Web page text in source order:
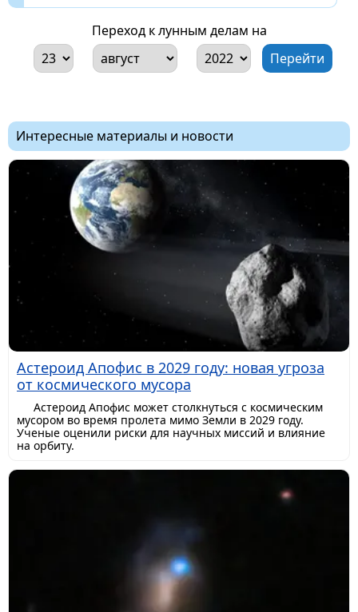
Переход к лунным делам на
Интересные материалы и новости
Астероид Апофис в 2029 году: новая угроза
от космического мусора
Астероид Апофис может столкнуться с космическим
мусором во время пролета мимо Земли в 2029 году.
Ученые оценили риски для научных миссий и влияние
на орбиту.